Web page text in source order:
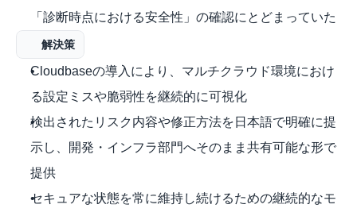
「診断時点における安全性」の確認にとどまっていた
解決策
Cloudbaseの導入により、マルチクラウド環境におけ
る設定ミスや脆弱性を継続的に可視化
検出されたリスク内容や修正方法を日本語で明確に提
示し、開発・インフラ部門へそのまま共有可能な形で
提供
セキュアな状態を常に維持し続けるための継続的なモ